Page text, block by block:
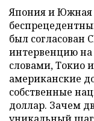
Япония и Южная
был согласован
интервенцию
словами, Токио
американские
собственные
доллар. Зачем